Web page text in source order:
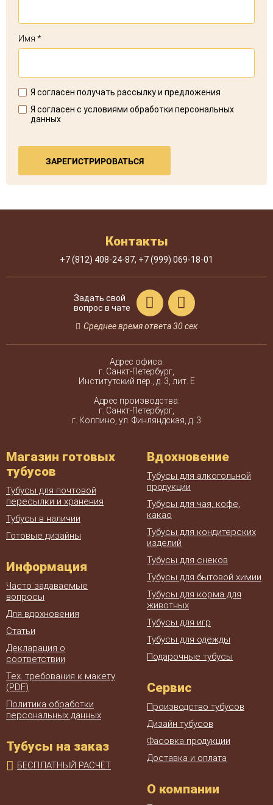
Имя *
Я согласен получать рассылку и предложения
Я согласен с условиями обработки персональных
данных
ЗАРЕГИСТРИРОВАТЬСЯ
Контакты
+7 (812) 408-24-87, +7 (999) 069-18-01
Задать свой
вопрос в чате
Среднее время ответа 30 сек
Адрес офиса:
г. Санкт-Петербург,
Институтский пер., д. 3, лит. Е
Адрес производства:
г. Санкт-Петербург,
г. Колпино, ул. Финляндская, д. 3
Магазин готовых
тубусов
Тубусы для почтовой
пересылки и хранения
Тубусы в наличии
Готовые дизайны
Информация
Часто задаваемые
вопросы
Для вдохновения
Статьи
Декларация о
соответствии
Тех. требования к макету
(PDF)
Политика обработки
персональных данных
Тубусы на заказ
БЕСПЛАТНЫЙ РАСЧЁТ
Вдохновение
Тубусы для алкогольной
продукции
Тубусы для чая, кофе,
какао
Тубусы для кондитерских
изделий
Тубусы для снеков
Тубусы для бытовой химии
Тубусы для корма для
животных
Тубусы для игр
Тубусы для одежды
Подарочные тубусы
Сервис
Производство тубусов
Дизайн тубусов
Фасовка продукции
Доставка и оплата
О компании